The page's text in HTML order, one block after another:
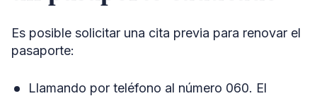
Es posible solicitar una cita previa para renovar el
pasaporte:
Llamando por teléfono al número 060. El